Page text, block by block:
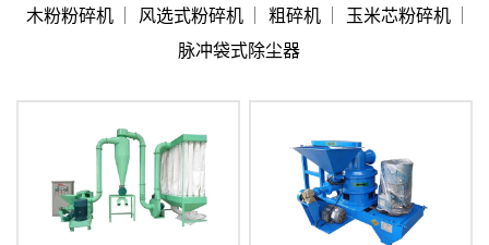
木粉粉碎机
风选式粉碎机 粗碎机
玉米芯粉碎机
脉冲袋式除尘器